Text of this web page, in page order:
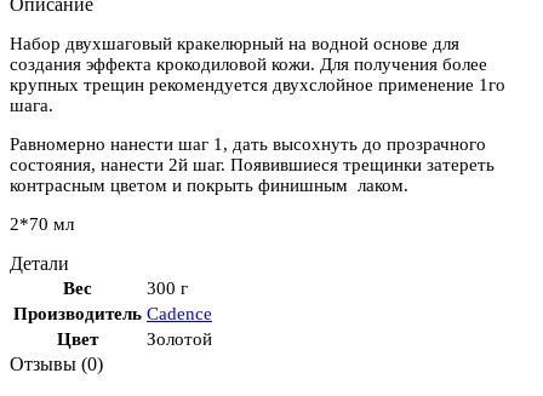
Набор двухшаговый кракелюрный на водной основе для
создания эффекта крокодиловой кожи. Для получения более
крупных трещин рекомендуется двухслойное применение 1го
шага.
Равномерно нанести шаг 1, дать высохнуть до прозрачного
состояния, нанести 2й шаг. Появившиеся трещинки затереть
контрасным цветом и покрыть финишным лаком.
2*70 мл
Детали
Вес
300 г
Производитель Cadence
Цвет
Золотой
Отзывы (0)